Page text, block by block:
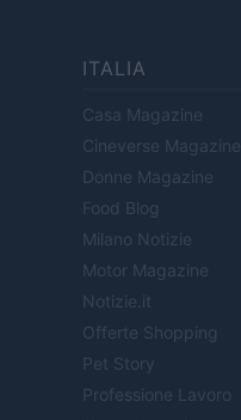
ITALIA
Casa Magazine
Cineverse Magazine
Donne Magazine
Food Blog
Milano Notizie
Motor Magazine
Notizie.it
Offerte Shopping
Pet Story
Professione Lavoro